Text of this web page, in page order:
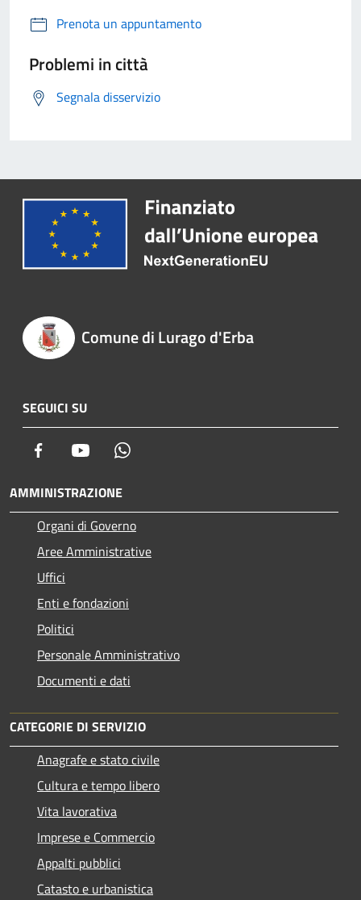
Prenota un appuntamento
Problemi in città
Segnala disservizio
Comune di Lurago d'Erba
SEGUICI SU
Facebook Youtube
AMMINISTRAZIONE
Organi di Governo
Aree Amministrative
Uffici
Enti e fondazioni
Politici
Personale Amministrativo
Documenti e dati
CATEGORIE DI SERVIZIO
Anagrafe e stato civile
Cultura e tempo libero
Vita lavorativa
Imprese e Commercio
Appalti pubblici
Catasto e urbanistica